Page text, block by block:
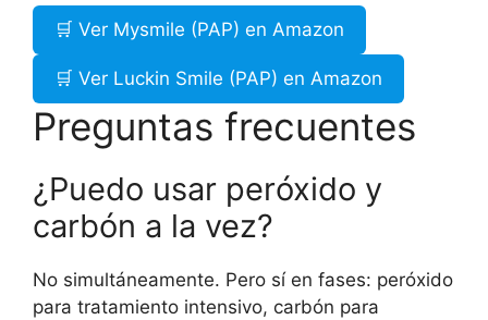
🛒 Ver Mysmile (PAP) en Amazon
🛒 Ver Luckin Smile (PAP) en Amazon
Preguntas frecuentes
¿Puedo usar peróxido y
carbón a la vez?
No simultáneamente. Pero sí en fases: peróxido
para tratamiento intensivo, carbón para